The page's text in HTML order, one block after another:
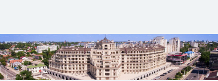
НОВОСТИ ПРИДНЕСТРОВЬЯ